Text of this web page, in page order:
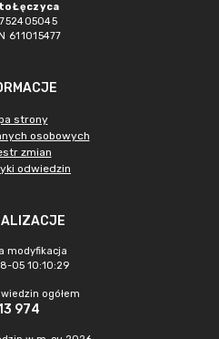
Łęczyca
611015477
strony
osobowych
zmian
odwiedzin
modyfikacja
05 10:10:29
ogółem
974